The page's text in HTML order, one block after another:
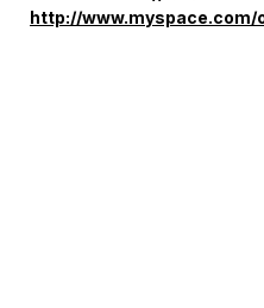
http://www.myspace.com/